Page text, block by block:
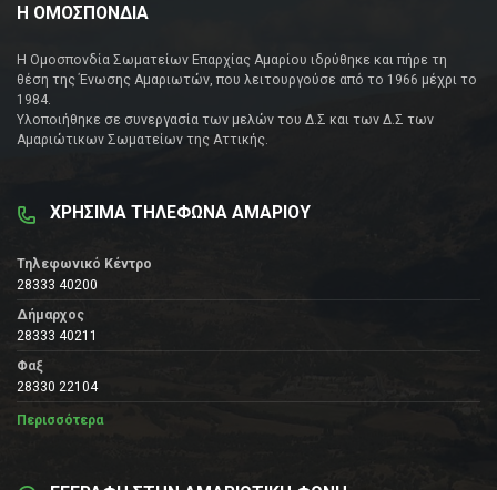
Η ΟΜΟΣΠΟΝΔΙΑ
Η Ομοσπονδία Σωματείων Επαρχίας Αμαρίου ιδρύθηκε και πήρε τη
θέση της Ένωσης Αμαριωτών, που λειτουργούσε από το 1966 μέχρι το
1984.
Υλοποιήθηκε σε συνεργασία των μελών του Δ.Σ και των Δ.Σ των
Αμαριώτικων Σωματείων της Αττικής.
ΧΡΗΣΙΜΑ ΤΗΛΕΦΩΝΑ ΑΜΑΡΙΟΥ
Τηλεφωνικό Κέντρο
28333 40200
Δήμαρχος
28333 40211
Φαξ
28330 22104
Περισσότερα